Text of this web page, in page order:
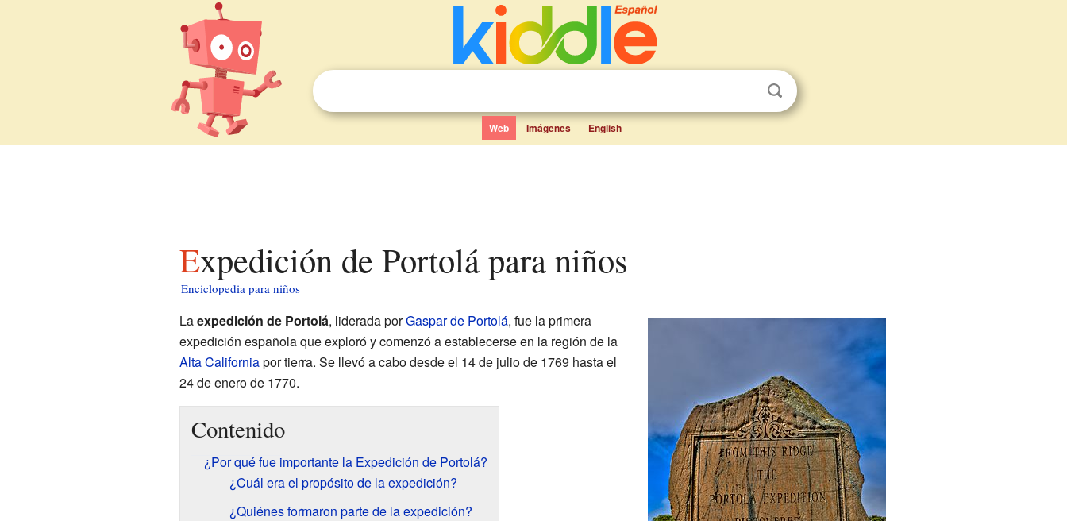
Web Imágenes English
Expedición de Portolá para niños
Enciclopedia para niños
Laexpedición de Portolá, liderada porGaspar de Portolá, fue la primera
expedición española que exploró y comenzó a establecerse en la región de la
Alta Californiapor tierra. Se llevó a cabo desde el 14 de julio de 1769 hasta el
24 de enero de 1770.
Contenido
¿Por qué fue importante la Expedición de Portolá?
¿Cuál era el propósito de la expedición?
¿Quiénes formaron parte de la expedición?